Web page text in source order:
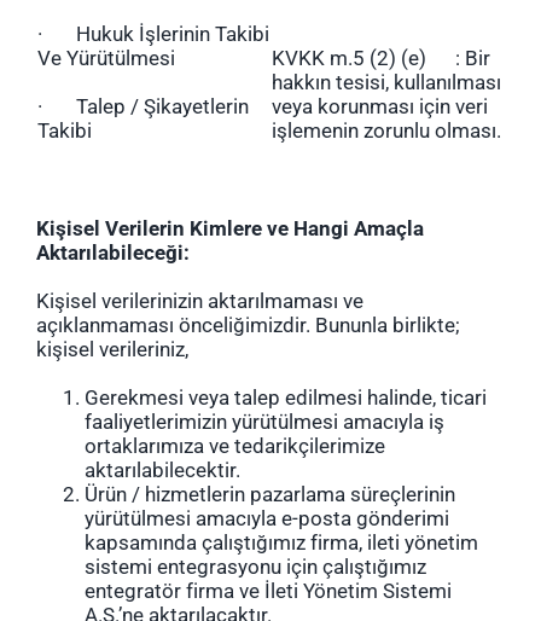
· Hukuk İşlerinin Takibi
Ve Yürütülmesi
· Talep / Şikayetlerin
Takibi
KVKK m.5 (2) (e) : Bir
hakkın tesisi, kullanılması
veya korunması için veri
işlemenin zorunlu olması.
Kişisel Verilerin Kimlere ve Hangi Amaçla
Aktarılabileceği:
Kişisel verilerinizin aktarılmaması ve
açıklanmaması önceliğimizdir. Bununla birlikte;
kişisel verileriniz,
Gerekmesi veya talep edilmesi halinde, ticari
faaliyetlerimizin yürütülmesi amacıyla iş
ortaklarımıza ve tedarikçilerimize
aktarılabilecektir.
Ürün / hizmetlerin pazarlama süreçlerinin
yürütülmesi amacıyla e-posta gönderimi
kapsamında çalıştığımız firma, ileti yönetim
sistemi entegrasyonu için çalıştığımız
entegratör firma ve İleti Yönetim Sistemi
A.Ş.’ne aktarılacaktır.